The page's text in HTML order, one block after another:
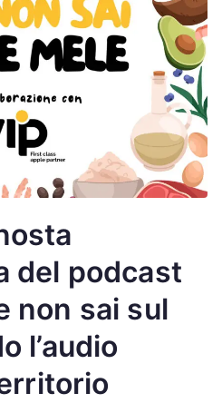
del podcast
non sai sul
l’audio